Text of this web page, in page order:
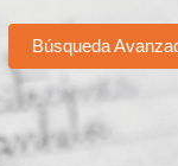
Búsqueda